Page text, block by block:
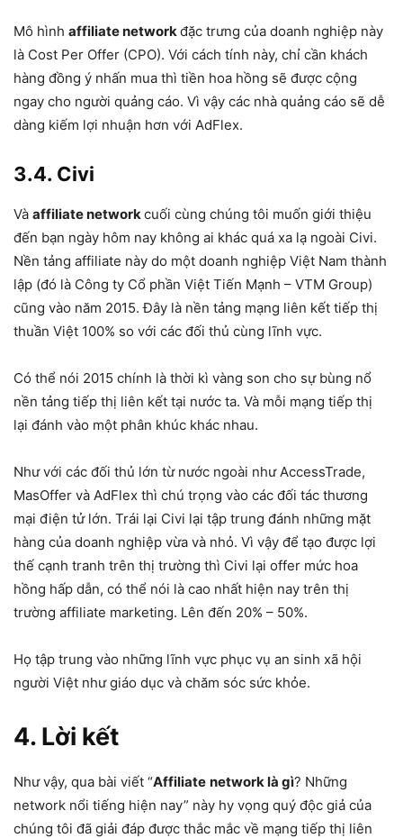
Mô hình affiliate networkđặc trưng của doanh nghiệp này
là Cost Per Offer (CPO). Với cách tính này, chỉ cần khách
hàng đồng ý nhấn mua thì tiền hoa hồng sẽ được cộng
ngay cho người quảng cáo. Vì vậy các nhà quảng cáo sẽ dễ
dàng kiếm lợi nhuận hơn với AdFlex.
3.4. Civi
Và affiliate networkcuối cùng chúng tôi muốn giới thiệu
đến bạn ngày hôm nay không ai khác quá xa lạ ngoài Civi.
Nền tảng affiliate này do một doanh nghiệp Việt Nam thành
lập (đó là Công ty Cổ phần Việt Tiến Mạnh – VTM Group)
cũng vào năm 2015. Đây là nền tảng mạng liên kết tiếp thị
thuần Việt 100% so với các đối thủ cùng lĩnh vực.
Có thể nói 2015 chính là thời kì vàng son cho sự bùng nổ
nền tảng tiếp thị liên kết tại nước ta. Và mỗi mạng tiếp thị
lại đánh vào một phân khúc khác nhau.
Như với các đối thủ lớn từ nước ngoài như AccessTrade,
MasOffer và AdFlex thì chú trọng vào các đối tác thương
mại điện tử lớn. Trái lại Civi lại tập trung đánh những mặt
hàng của doanh nghiệp vừa và nhỏ. Vì vậy để tạo được lợi
thế cạnh tranh trên thị trường thì Civi lại offer mức hoa
hồng hấp dẫn, có thể nói là cao nhất hiện nay trên thị
trường affiliate marketing. Lên đến 20% – 50%.
Họ tập trung vào những lĩnh vực phục vụ an sinh xã hội
người Việt như giáo dục và chăm sóc sức khỏe.
4. Lời kết
Như vậy, qua bài viết “Affiliate network là gì? Những
network nổi tiếng hiện nay” này hy vọng quý độc giả của
chúng tôi đã giải đáp được thắc mắc về mạng tiếp thị liên